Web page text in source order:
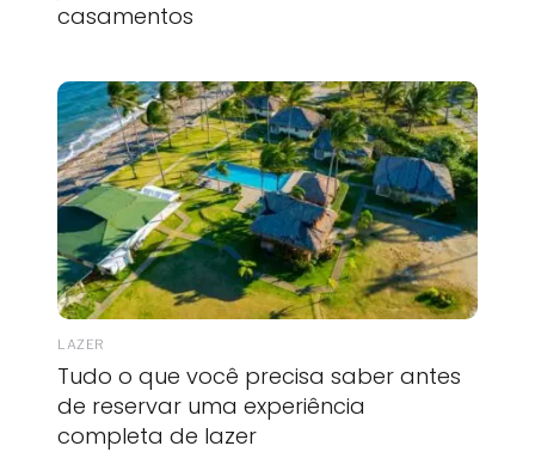
casamentos
LAZER
Tudo o que você precisa saber antes
de reservar uma experiência
completa de lazer